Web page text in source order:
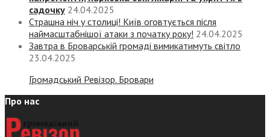
садочку 24.04.2025
Страшна ніч у столиці! Київ оговтується після
наймасштабнішої атаки з початку року! 24.04.2025
Завтра в Броварській громаді вимикатимуть світло
23.04.2025
Громадський Ревізор. Бровари
Про нас